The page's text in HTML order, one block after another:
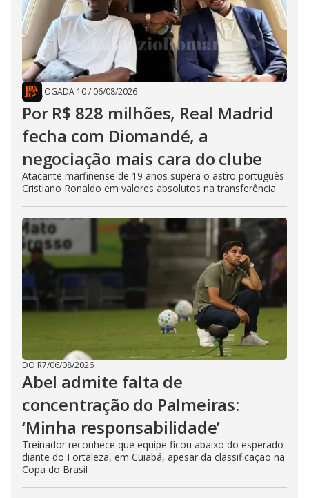
JOGADA 10/ 06/08/2026
Por R$ 828 milhões, Real Madrid
fecha com Diomandé, a
negociação mais cara do clube
Atacante marfinense de 19 anos supera o astro português
Cristiano Ronaldo em valores absolutos na transferência
DO R7/06/08/2026
Abel admite falta de
concentração do Palmeiras:
‘Minha responsabilidade’
Treinador reconhece que equipe ficou abaixo do esperado
diante do Fortaleza, em Cuiabá, apesar da classificação na
Copa do Brasil